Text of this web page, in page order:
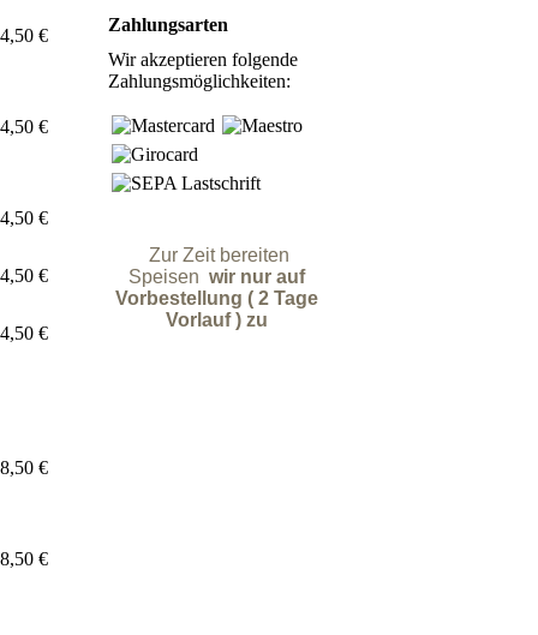
4,50 €
4,50 €
4,50 €
4,50 €
4,50 €
8,50 €
8,50 €
Zahlungsarten
Wir akzeptieren folgende
Zahlungsmöglichkeiten:
Zur Zeit bereiten
Speisen wir nur auf
Vorbestellung ( 2 Tage
Vorlauf ) zu